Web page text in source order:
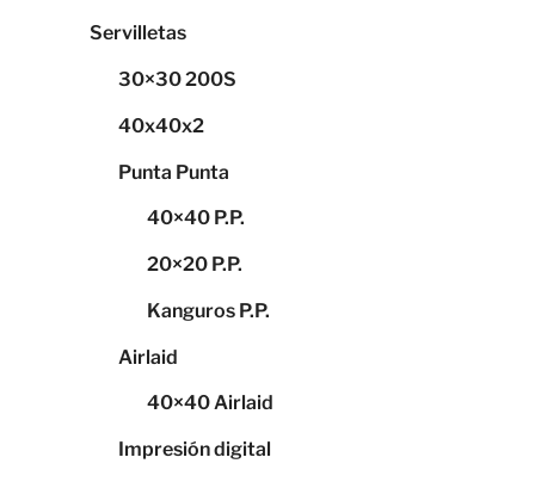
Servilletas
30×30 200S
40x40x2
Punta Punta
40×40 P.P.
20×20 P.P.
Kanguros P.P.
Airlaid
40×40 Airlaid
Impresión digital